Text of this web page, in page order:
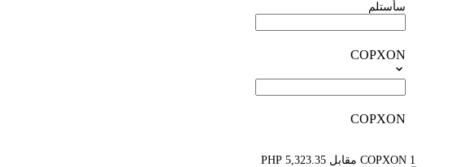
سأستلم
COPXON
COPXON
1 COPXON مقابل 5,323.35 PHP